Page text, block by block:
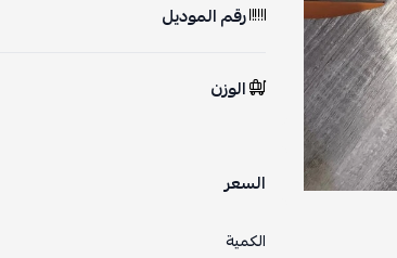
رقم الموديل
الوزن
السعر
الكمية